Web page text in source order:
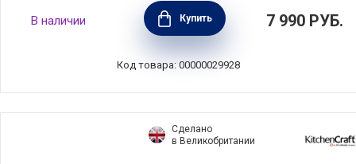
Термокружка Anytime, объем 460 мл, цвет
серый, нержавеющая сталь, Viva
Scandinavia, Дания, V82045
В наличии Купить 7 990 РУБ.
Код товара: 00000029928
Сделано
в Великобритании